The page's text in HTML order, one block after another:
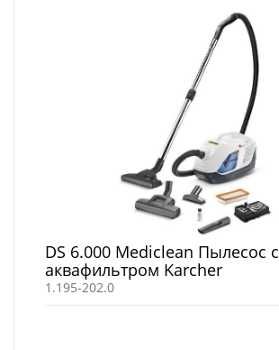
DS 6.000 Mediclean Пылесос с
аквафильтром Karcher
1.195-202.0